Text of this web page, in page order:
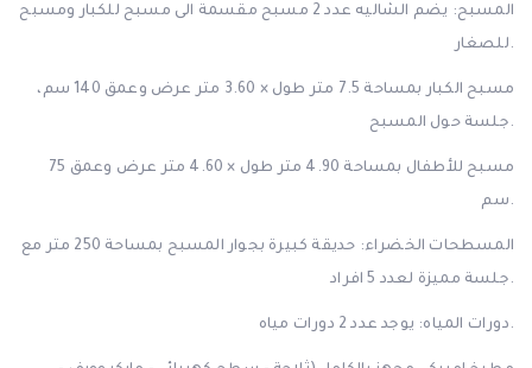
المسبح: يضم الشاليه عدد 2 مسبح مقسمة الى مسبح للكبار ومسبح
للصغار.
مسبح الكبار بمساحة 7.5 متر طول × 3.60 متر عرض وعمق 140 سم،
جلسة حول المسبح.
مسبح للأطفال بمساحة 4.90 متر طول × 4.60 متر عرض وعمق 75
سم.
المسطحات الخضراء: حديقة كبيرة بجوار المسبح بمساحة 250 متر مع
جلسة مميزة لعدد 5 افراد.
دورات المياه: يوجد عدد 2 دورات مياه.